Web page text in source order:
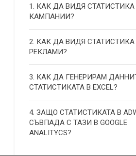
1. КАК ДА ВИДЯ СТАТИСТИКА
КАМПАНИИ?
2. КАК ДА ВИДЯ СТАТИСТИКА
РЕКЛАМИ?
3. КАК ДА ГЕНЕРИРАМ
СТАТИСТИКАТА В EXCEL?
4. ЗАЩО СТАТИСТИКАТА В
СЪВПАДА С ТАЗИ В GOOGLE
ANALITYCS?